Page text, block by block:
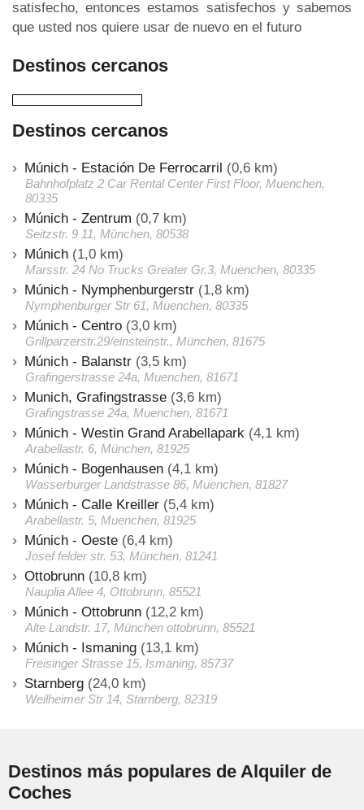
satisfecho, entonces estamos satisfechos y sabemos
que usted nos quiere usar de nuevo en el futuro
Destinos cercanos
Destinos cercanos
Múnich - Estación De Ferrocarril (0,6 km)
Bahnhofplatz 2 Car Rental Center First Floor, Muenchen,
80335
Múnich - Zentrum (0,7 km)
Seitzstr. 9 11, München, 80538
Múnich (1,0 km)
Marsstr. 24 No Trucks Greater Gr.3, Muenchen, 80335
Múnich - Nymphenburgerstr (1,8 km)
Nymphenburger Str 61, Muenchen, 80335
Múnich - Centro (3,0 km)
Grillparzerstr.29/einsteinstr., München, 81675
Múnich - Balanstr (3,5 km)
Grafingerstrasse 24a, Muenchen, 81671
Munich, Grafingstrasse (3,6 km)
Grafingstrasse 24a, Muenchen, 81671
Múnich - Westin Grand Arabellapark (4,1 km)
Arabellastr. 6, München, 81925
Múnich - Bogenhausen (4,1 km)
Wasserburger Landstrasse 86, Muenchen, 81827
Múnich - Calle Kreiller (5,4 km)
Arabellastr. 5, Muenchen, 81925
Múnich - Oeste (6,4 km)
Josef felder str. 53, München, 81241
Ottobrunn (10,8 km)
Nauplia Allee 4, Ottobrunn, 85521
Múnich - Ottobrunn (12,2 km)
Alte Landstr. 17, München ottobrunn, 85521
Múnich - Ismaning (13,1 km)
Freisinger Strasse 15, Ismaning, 85737
Starnberg (24,0 km)
Weilheimer Str 14, Starnberg, 82319
Destinos más populares de Alquiler de
Coches